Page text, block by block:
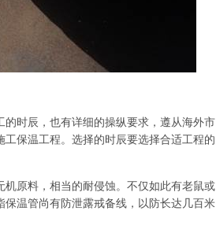
时辰，也有详细的操纵要求，遵从海外市
保温工程。选择的时辰要选择合适工程的
机原料，相当的耐侵蚀。不仅如此有老鼠或
温管尚有防泄露戒备线，以防长达几百米